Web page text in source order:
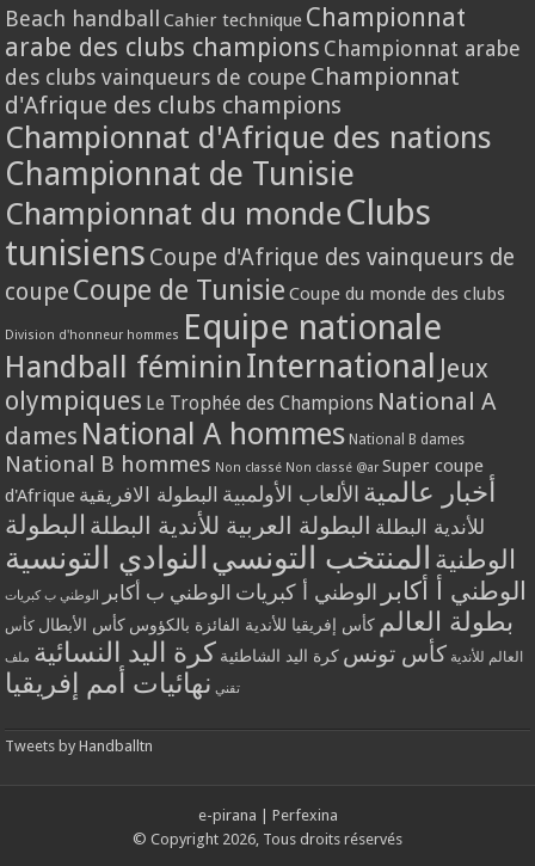
Beach handball Cahier technique Championnat
arabe des clubs champions Championnat arabe
des clubs vainqueurs de coupe Championnat
d'Afrique des clubs champions
Championnat d'Afrique des nations
Championnat de Tunisie
Championnat du monde Clubs
tunisiens Coupe d'Afrique des vainqueurs de
coupe Coupe de Tunisie Coupe du monde des clubs
Division d'honneur hommes Equipe nationale
Handball féminin International Jeux
olympiques Le Trophée des Champions National A
dames National A hommes National B dames
National B hommes Non classé Non classé @ar Super coupe
d'Afrique
أخبار عالمية الألعاب الأولمبية البطولة الافريقية
للأندية البطلة البطولة العربية للأندية البطلة البطولة
الوطنية المنتخب التونسي النوادي التونسية
الوطني أ أكابر الوطني أ كبريات الوطني ب أكابر الوطني ب كبريات
بطولة العالم كأس إفريقيا للأندية الفائزة بالكؤوس كأس الأبطال كأس
العالم للأندية كأس تونس كرة اليد الشاطئية كرة اليد النسائية ملف
تقني نهائيات أمم إفريقيا
Tweets by Handballtn
e-pirana
Perfexina
© Copyright 2026, Tous droits réservés